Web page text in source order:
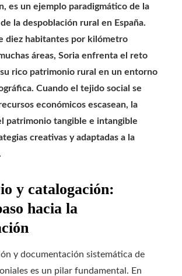
es un ejemplo paradigmático de la
la despoblación rural en España.
diez habitantes por kilómetro
áreas, Soria enfrenta el reto
rico patrimonio rural en un entorno
Cuando el tejido social se
económicos escasean, la
patrimonio tangible e intangible
creativas y adaptadas a la
y catalogación:
hacia la
y documentación sistemática de
es un pilar fundamental. En